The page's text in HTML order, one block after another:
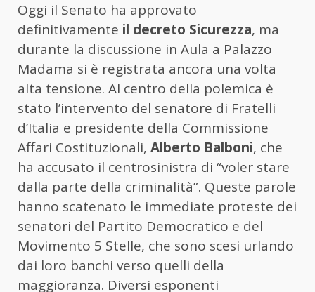
Oggi il Senato ha approvato
definitivamente il decreto Sicurezza, ma
durante la discussione in Aula a Palazzo
Madama si è registrata ancora una volta
alta tensione. Al centro della polemica è
stato l’intervento del senatore di Fratelli
d’Italia e presidente della Commissione
Affari Costituzionali, Alberto Balboni, che
ha accusato il centrosinistra di “voler stare
dalla parte della criminalità”. Queste parole
hanno scatenato le immediate proteste dei
senatori del Partito Democratico e del
Movimento 5 Stelle, che sono scesi urlando
dai loro banchi verso quelli della
maggioranza. Diversi esponenti